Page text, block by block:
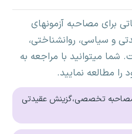
برای مصاحبه آزمونهای
و سیاسی، روانشناختی،
میتوانید با مراجعه به
مطالعه نمایید.
مصاحبه تخصصی،گزینش عقیدتی